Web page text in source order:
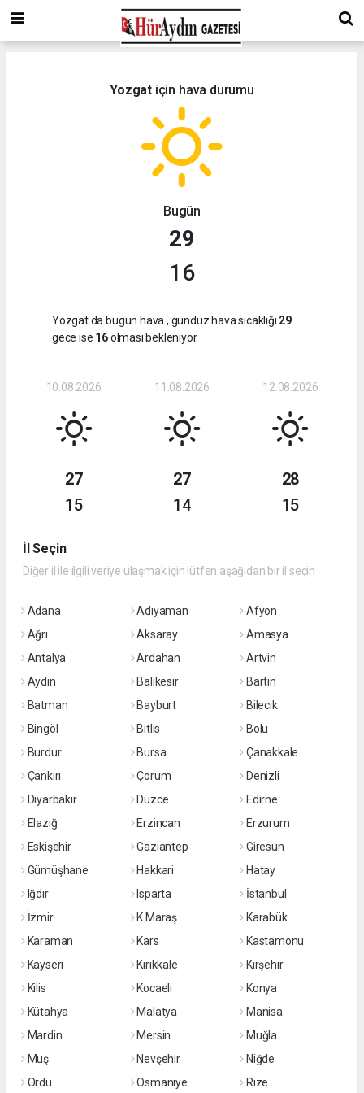
Yozgat için hava durumu
Bugün
29
16
Yozgat da bugün hava , gündüz hava sıcaklığı 29
gece ise 16olması bekleniyor.
10.08.2026
27
15
11.08.2026
27
14
12.08.2026
28
15
İl Seçin
Diğer il ile ilgili veriye ulaşmak için lütfen aşağıdan bir il seçin
Adana Adıyaman
Afyon
Ağrı
Aksaray
Amasya
Antalya
Ardahan
Artvin
Aydın
Balıkesir
Bartın
Batman
Bayburt
Bilecik
Bingöl
Bitlis
Bolu
Burdur
Bursa
Çanakkale
Çankırı
Çorum
Denizli
Diyarbakır
Düzce
Edirne
Elazığ
Erzincan
Erzurum
Eskişehir
Gaziantep
Giresun
Gümüşhane
Hakkari
Hatay
Iğdır
Isparta
İstanbul
İzmir
K.Maraş
Karabük
Karaman
Kars
Kastamonu
Kayseri
Kırıkkale
Kırşehir
Kilis
Kocaeli
Konya
Kütahya
Malatya
Manisa
Mardin
Mersin
Muğla
Muş
Nevşehir
Niğde
Ordu
Osmaniye Rize